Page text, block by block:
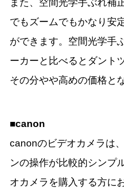
でもズームでもかなり安
ができます。空間光学手
ーカーと比べるとダント
その分やや高めの価格と
■canon
canonのビデオカメラは
ンの操作が比較的シンプ
オカメラを購入する方に